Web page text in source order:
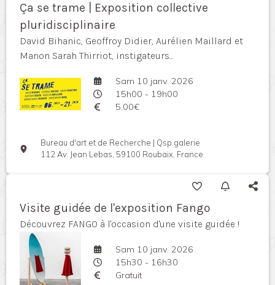
Ça se trame | Exposition collective
pluridisciplinaire
David Bihanic, Geoffroy Didier, Aurélien Maillard et
Manon Sarah Thirriot, instigateurs...
Sam 10 janv. 2026
15h00 - 19h00
5,00€
Bureau d'art et de Recherche | Qsp galerie
112 Av. Jean Lebas, 59100 Roubaix, France
Visite guidée de l'exposition Fango
Découvrez FANGO à l'occasion d'une visite guidée !
Sam 10 janv. 2026
15h30 - 16h30
Gratuit